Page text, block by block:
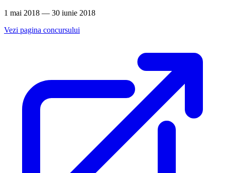
1 mai 2018 — 30 iunie 2018
Vezi pagina concursului